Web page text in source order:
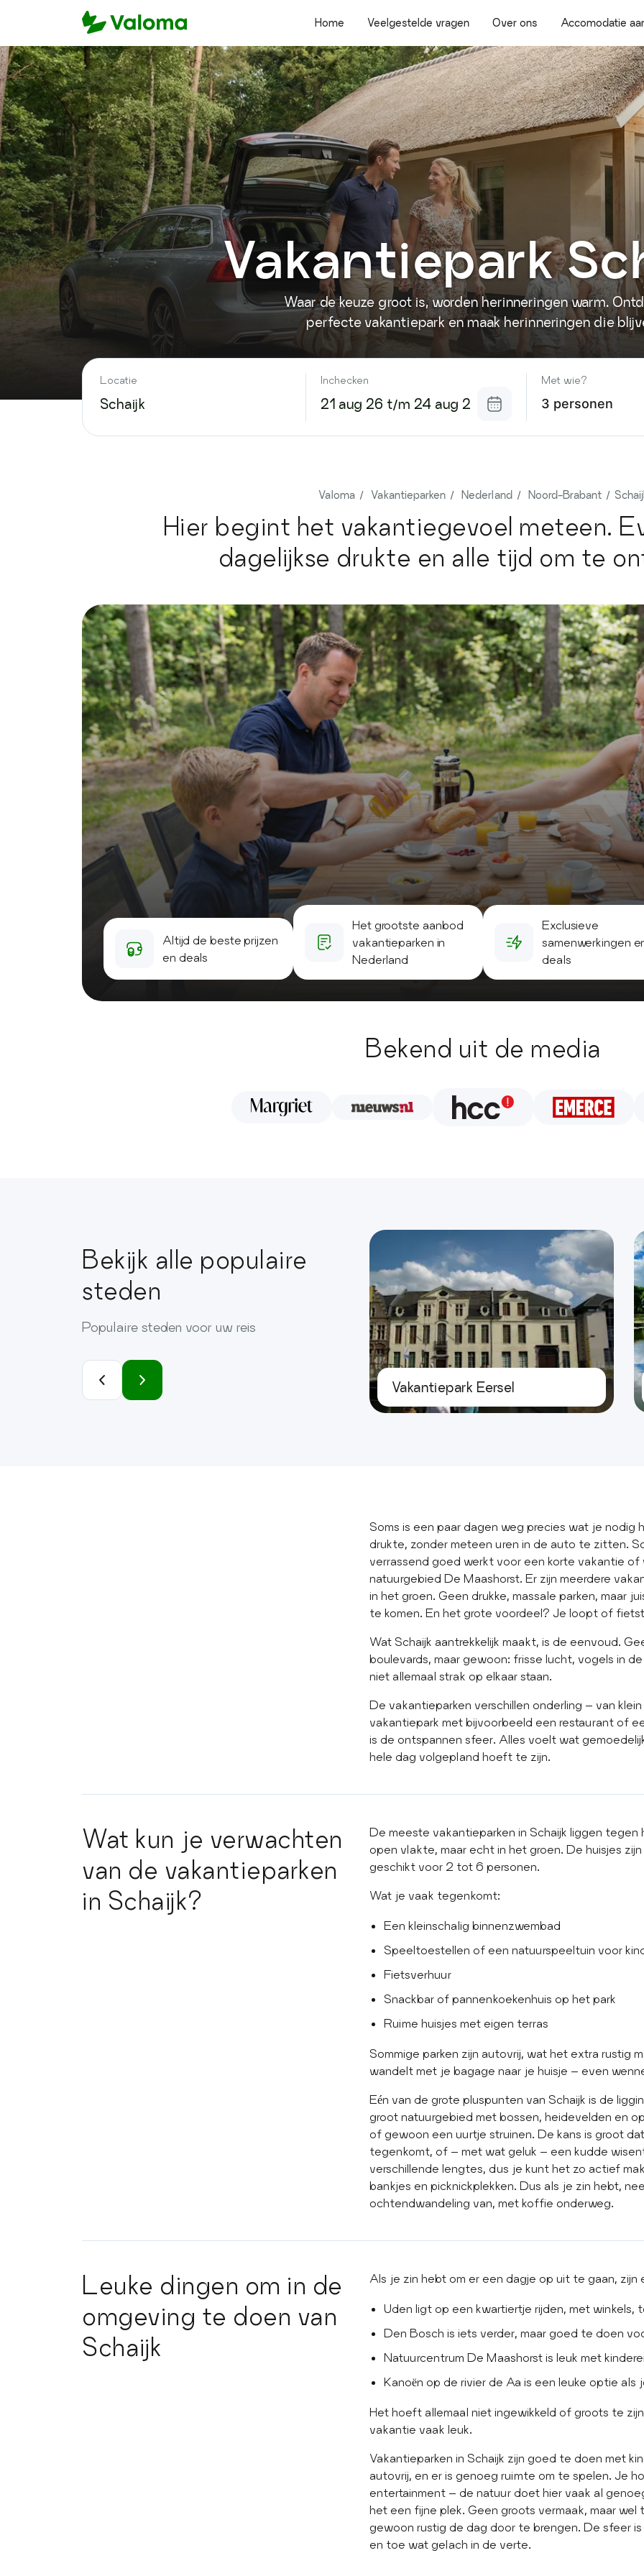
Home Veelgestelde vragen Over ons Accomodatie
Vakantiepark
Waar de keuze groot is, worden herinneringen warm.
perfecte vakantiepark en maak herinneringen die
Locatie Inchecken Met wie?
3 personen
Valoma Vakantieparken Nederland Noord-Brabant
Hier begint het vakantiegevoel meteen.
dagelijkse drukte en alle tijd om te
Altijd de beste prijzen
en deals
Het grootste aanbod
vakantieparken in
Nederland
Exclusieve
samenwerkingen
deals
Bekend uit de media
Bekijk alle populaire
steden
Populaire steden voor uw reis
Vakantiepark Eersel
Soms is een paar dagen weg precies wat je nodig
drukte, zonder meteen uren in de auto te zitten.
verrassend goed werkt voor een korte vakantie
natuurgebied De Maashorst. Er zijn meerdere
in het groen. Geen drukke, massale parken, maar
te komen. En het grote voordeel? Je loopt of
Wat Schaijk aantrekkelijk maakt, is de eenvoud.
boulevards, maar gewoon: frisse lucht, vogels in
niet allemaal strak op elkaar staan.
De vakantieparken verschillen onderling – van
vakantiepark met bijvoorbeeld een restaurant of
is de ontspannen sfeer. Alles voelt wat
hele dag volgepland hoeft te zijn.
Wat kun je verwachten
van de vakantieparken
in Schaijk?
De meeste vakantieparken in Schaijk liggen
open vlakte, maar echt in het groen. De huisjes
geschikt voor 2 tot 6 personen.
Wat je vaak tegenkomt:
Een kleinschalig binnenzwembad
Speeltoestellen of een natuurspeeltuin voor
Fietsverhuur
Snackbar of pannenkoekenhuis op het park
Ruime huisjes met eigen terras
Sommige parken zijn autovrij, wat het extra rustig
wandelt met je bagage naar je huisje – even
Eén van de grote pluspunten van Schaijk is de
groot natuurgebied met bossen, heidevelden en
of gewoon een uurtje struinen. De kans is groot
tegenkomt, of – met wat geluk – een kudde
verschillende lengtes, dus je kunt het zo actief
bankjes en picknickplekken. Dus als je zin hebt,
ochtendwandeling van, met koffie onderweg.
Leuke dingen om in de
omgeving te doen van
Schaijk
Als je zin hebt om er een dagje op uit te gaan, zijn
Uden ligt op een kwartiertje rijden, met winkels,
Den Bosch is iets verder, maar goed te doen
Natuurcentrum De Maashorst is leuk met
Kanoën op de rivier de Aa is een leuke optie
Het hoeft allemaal niet ingewikkeld of groots te
vakantie vaak leuk.
Vakantieparken in Schaijk zijn goed te doen met
autovrij, en er is genoeg ruimte om te spelen. Je
entertainment – de natuur doet hier vaak al
het een fijne plek. Geen groots vermaak, maar
gewoon rustig de dag door te brengen. De sfeer
en toe wat gelach in de verte.